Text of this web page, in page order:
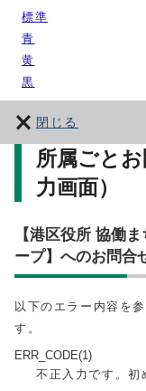
標準
青
黄
黒
閉じる
所属ごと
力画面）
【港区役所 協働
ープ】へのお問合
以下のエラー内容を
す。
ERR_CODE(1)
不正入力です。初